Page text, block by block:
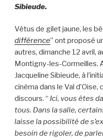
Sibieude.
Vêtus de gilet jaune, les
différence” ont proposé
autres, dimanche 12 avril,
Montigny-les-Cormeilles.
Jacqueline Sibieude, à
cinéma dans le Val
discours. “ Ici, vous êtes
tous. Dans la salle,
laisse la possibilité de
besoin de rigoler, de